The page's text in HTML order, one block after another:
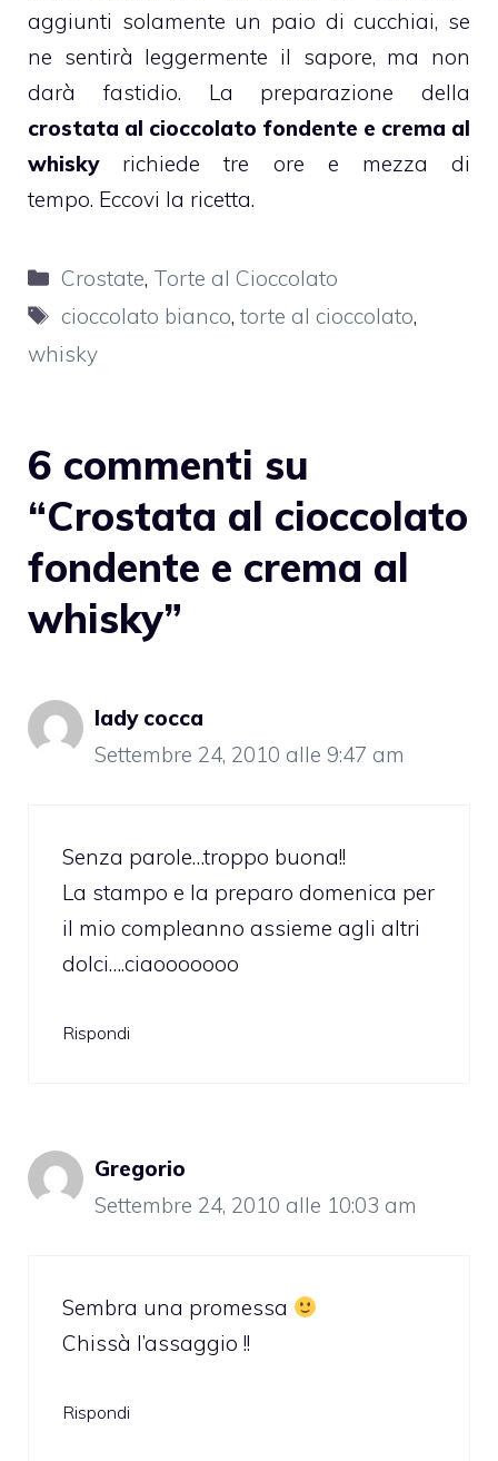
aggiunti solamente un paio di cucchiai, se
ne sentirà leggermente il sapore, ma non
darà fastidio. La preparazione della
crostata al cioccolato fondente e crema al
whiskyrichiede tre ore e mezza di
tempo. Eccovi la ricetta.
Categorie
Crostate, Torte al Cioccolato
Tag
cioccolato bianco,torte al cioccolato,
whisky
6 commenti su
“Crostata al cioccolato
fondente e crema al
whisky”
lady cocca
Settembre 24, 2010 alle 9:47 am
Senza parole…troppo buona!!
La stampo e la preparo domenica per
il mio compleanno assieme agli altri
dolci….ciaooooooo
Rispondi
Gregorio
Settembre 24, 2010 alle 10:03 am
Sembra una promessa
Chissà l’assaggio !!
Rispondi